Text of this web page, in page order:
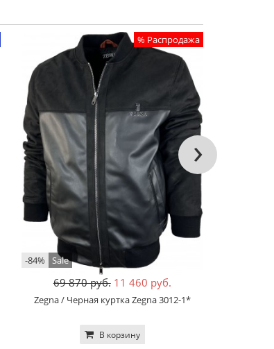
% Распродажа
-84% Sale
69 870 руб. 11 460 руб.
Zegna / Черная куртка Zegna 3012-1*
В корзину
›